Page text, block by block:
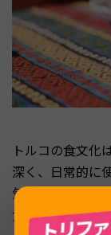
トルコの食文化
深く、日常的に
気があります。
食品系お土産の